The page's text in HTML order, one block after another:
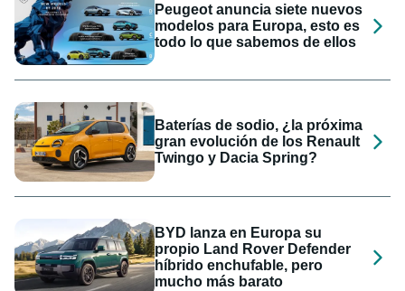
Peugeot anuncia siete nuevos
modelos para Europa, esto es
todo lo que sabemos de ellos
Baterías de sodio, ¿la próxima
gran evolución de los Renault
Twingo y Dacia Spring?
BYD lanza en Europa su
propio Land Rover Defender
híbrido enchufable, pero
mucho más barato